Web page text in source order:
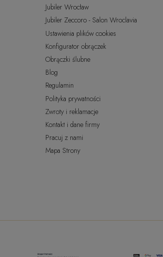
Jubiler Wrocław
Jubiler Zeccoro - Salon Wroclavia
Ustawienia plików cookies
Konfigurator obrączek
Obrączki ślubne
Blog
Regulamin
Polityka prywatności
Zwroty i reklamacje
Kontakt i dane firmy
Pracuj z nami
Mapa Strony